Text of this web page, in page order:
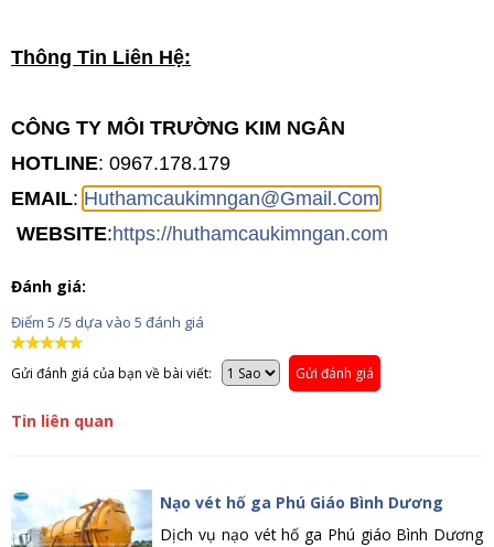
Thông Tin Liên Hệ:
CÔNG TY MÔI TRƯỜNG KIM NGÂN
HOTLINE: 0967.178.179
EMAIL: Huthamcaukimngan@Gmail.Com
WEBSITE:https://huthamcaukimngan.com
Đánh giá:
Điểm 5 /5 dựa vào 5 đánh giá
Gửi đánh giá của bạn về bài viết: Gửi đánh giá
Tin liên quan
Nạo vét hố ga Phú Giáo Bình Dương
Dịch vụ nạo vét hố ga Phú giáo Bình Dương